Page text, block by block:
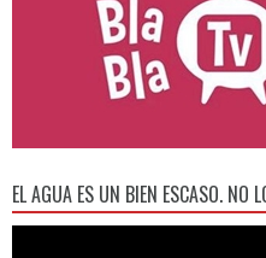
EL AGUA ES UN BIEN ESCASO. NO